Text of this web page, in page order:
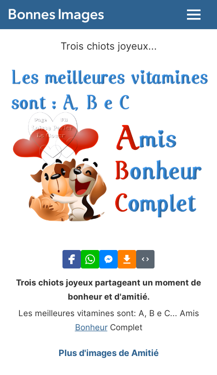
Menu
Trois chiots joyeux...
Trois chiots joyeux partageant un moment de
bonheur et d'amitié.
Les meilleures vitamines sont: A, B e C... Amis
BonheurComplet
Plus d'images de Amitié